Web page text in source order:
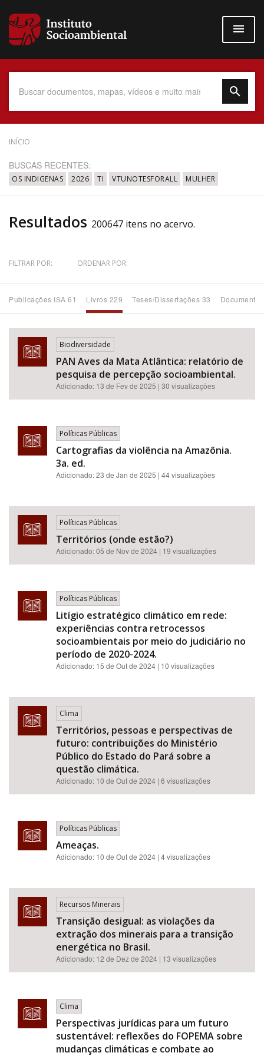
para
conteúdo
Data do Documento
Até
Povo Indígena
Subtema
Área de Levantamento
BUSCAR
INÍCIO
BUSCAS RECENTES:
OS INDIGENAS 2026 TI VTUNOTESFORALL MULHER
Resultados 200647 itens no acervo.
FILTRAR POR: ORDENAR POR:
Publicações ISA 61 Livros 229 Teses/Dissertações 33
Biodiversidade
PAN Aves da Mata Atlântica: relatório de
pesquisa de percepção socioambiental.
Adicionado: 13 de Fev de 2025 | 30 visualizações
Políticas Públicas
Cartografias da violência na Amazônia.
3a. ed.
Adicionado:23 de Jan de 2025 | 44 visualizações
Políticas Públicas
Territórios (onde estão?)
Adicionado:05 de Nov de 2024 | 19 visualizações
Políticas Públicas
Litígio estratégico climático em rede:
experiências contra retrocessos
socioambientais por meio do judiciário no
período de 2020-2024.
Adicionado: 15 de Out de 2024 | 10 visualizações
Clima
Territórios, pessoas e perspectivas de
futuro: contribuições do Ministério
Público do Estado do Pará sobre a
questão climática.
Adicionado: 10 de Out de 2024 | 6 visualizações
Políticas Públicas
Ameaças.
Adicionado: 10 de Out de 2024 | 4 visualizações
Recursos Minerais
Transição desigual: as violações da
extração dos minerais para a transição
energética no Brasil.
Adicionado: 12 de Dez de 2024 | 13 visualizações
Clima
Perspectivas jurídicas para um futuro
sustentável: reflexões do FOPEMA sobre
mudanças climáticas e combate ao